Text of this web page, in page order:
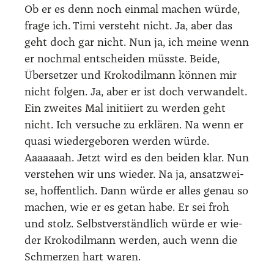
Ob er es denn noch ein­mal machen wür­de,
fra­ge ich. Timi ver­steht nicht. Ja, aber das
geht doch gar nicht. Nun ja, ich mei­ne wenn
er noch­mal ent­schei­den müss­te. Bei­de,
Über­set­zer und Kro­ko­dil­mann kön­nen mir
nicht fol­gen. Ja, aber er ist doch ver­wan­delt.
Ein zwei­tes Mal initi­iert zu wer­den geht
nicht. Ich ver­su­che zu erklä­ren. Na wenn er
qua­si wie­der­ge­bo­ren wer­den wür­de.
Aaaaaaah. Jetzt wird es den bei­den klar. Nun
ver­ste­hen wir uns wie­der. Na ja, ansatz­wei­
se, hof­fent­lich. Dann wür­de er alles genau so
machen, wie er es getan habe. Er sei froh
und stolz. Selbst­ver­ständ­lich wür­de er wie­
der Kro­ko­dil­mann wer­den, auch wenn die
Schmer­zen hart waren.